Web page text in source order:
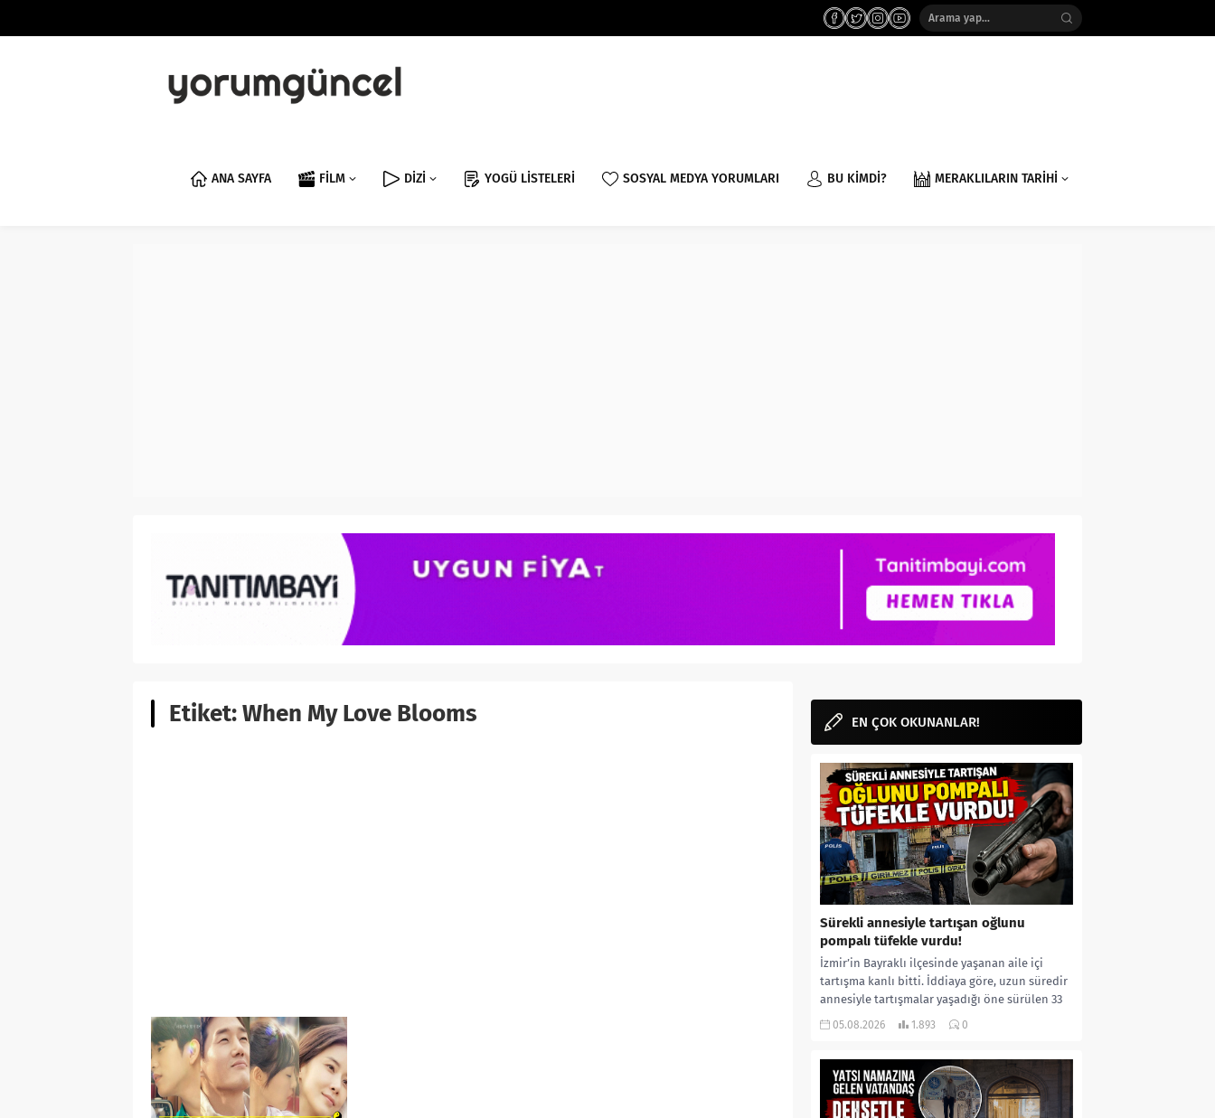
ANA SAYFA FİLM DİZİ YOGÜ LİSTELERİ SOSYAL MEDYA YORUMLARI BU KİMDİ? MERAKLILARIN TARİHİ
Etiket:When My Love Blooms EN ÇOK OKUNANLAR!
Sürekli annesiyle tartışan oğlunu
pompalı tüfekle vurdu!
İzmir’in Bayraklı ilçesinde yaşanan aile içi
tartışma kanlı bitti. İddiaya göre, uzun süredir
annesiyle tartışmalar yaşadığı öne sürülen 33
yaşındaki...
05.08.2026 1.893 0